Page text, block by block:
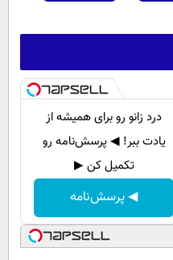
درد زانو رو برای همیشه از
یادت ببر! ◀ پرسش‌نامه رو
تکمیل کن ▶
◀ پرسش‌نامه